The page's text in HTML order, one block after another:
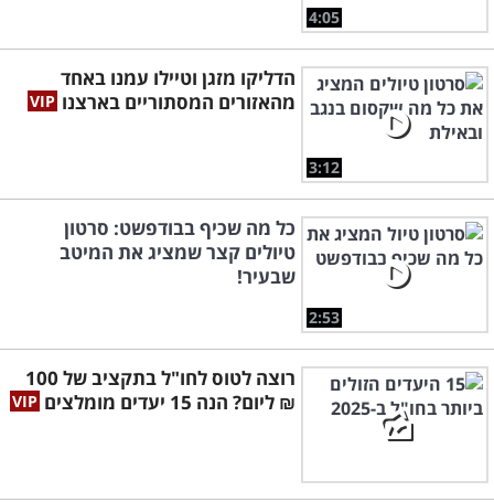
4:05
3:12
הדליקו מזגן וטיילו עמנו באחד
מהאזורים המסתוריים בארצנו
2:53
כל מה שכיף בבודפשט: סרטון
טיולים קצר שמציג את המיטב
שבעיר!
רוצה לטוס לחו"ל בתקציב של 100
₪ ליום? הנה 15 יעדים מומלצים